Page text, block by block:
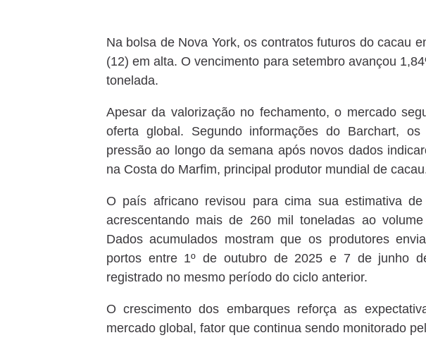
Na bolsa de Nova York, os contratos futuros do cacau
(12) em alta. O vencimento para setembro avançou
tonelada.
Apesar da valorização no fechamento, o mercado
oferta global. Segundo informações do Barchart,
pressão ao longo da semana após novos dados
na Costa do Marfim, principal produtor mundial de
O país africano revisou para cima sua estimativa de
acrescentando mais de 260 mil toneladas ao
Dados acumulados mostram que os produtores
portos entre 1º de outubro de 2025 e 7 de junho
registrado no mesmo período do ciclo anterior.
O crescimento dos embarques reforça as
mercado global, fator que continua sendo monitorado